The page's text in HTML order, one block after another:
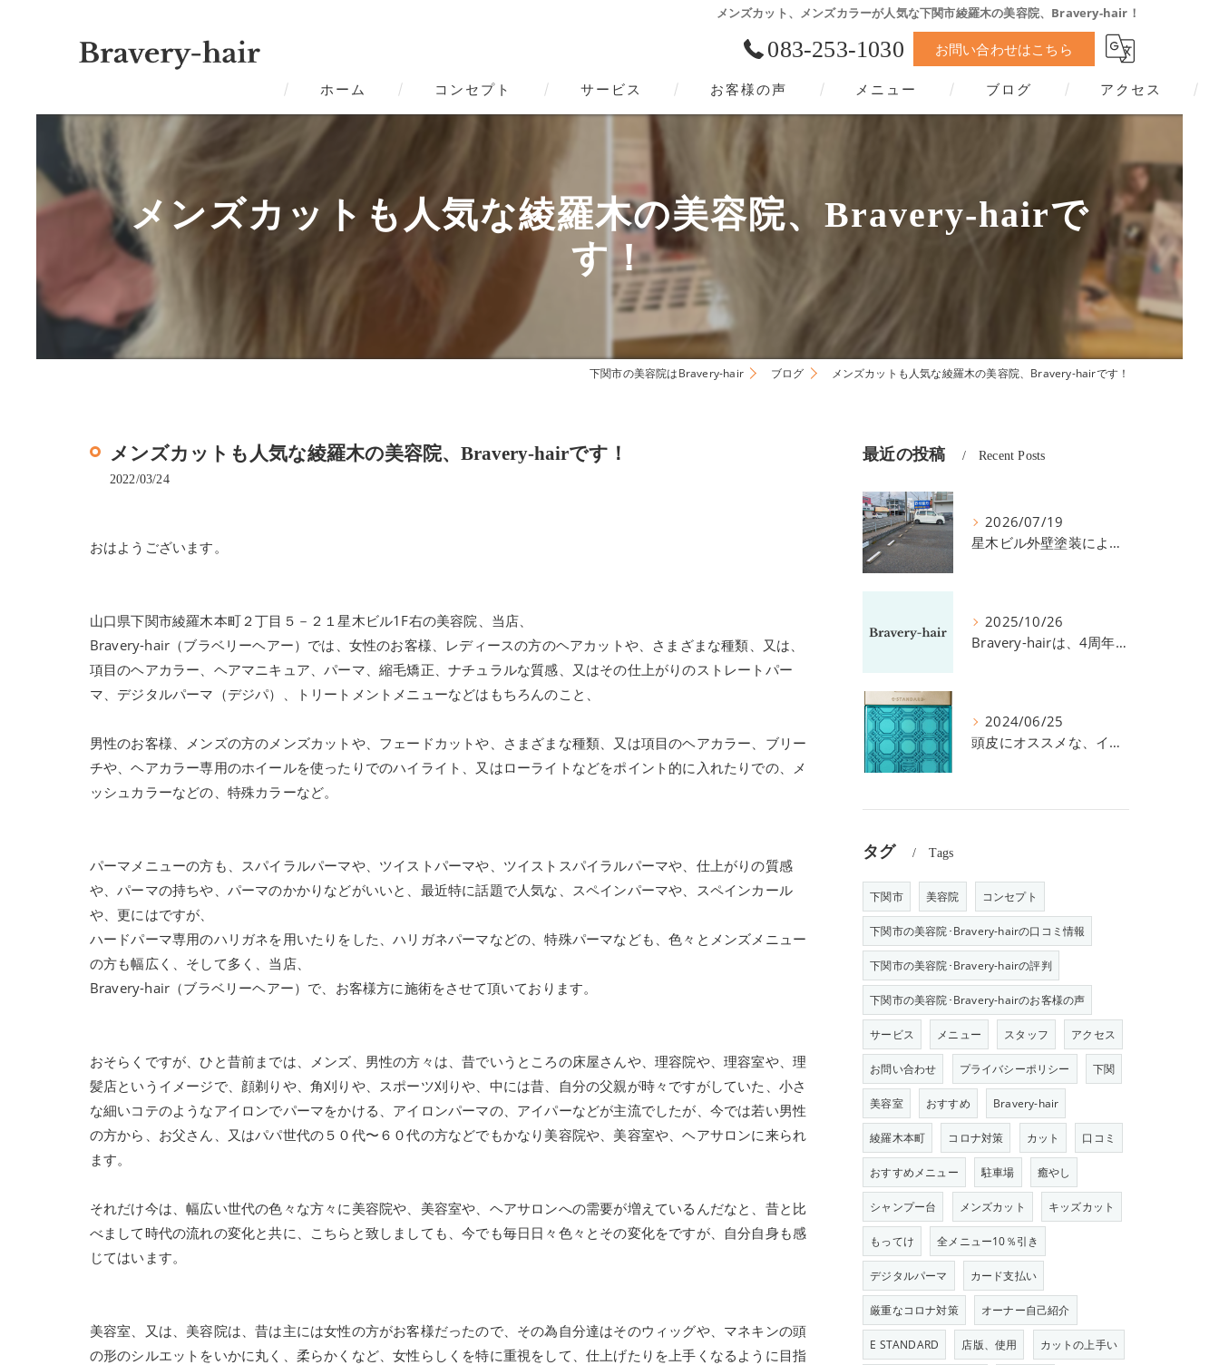
メンズカット、メンズカラーが人気な下関市綾羅木の美容院、Bravery-hair！
083-253-1030 お問い合わせはこちら
ホーム コンセプト
下関市の美容院･Bravery-hairの評判
下関市の美容院･Bravery-hairのお客様の声
サービス お客様の声 メニュー ブログ アクセス
メンズカットも人気な綾羅木の美容院、Bravery-hairで
す！
下関市の美容院はBravery-hair ブログ メンズカットも人気な綾羅木の美容院、Bravery-hairです！
メンズカットも人気な綾羅木の美容院、Bravery-hairです！
2022/03/24
おはようございます。
山口県下関市綾羅木本町２丁目５－２１星木ビル1F右の美容院、当店、
Bravery-hair（ブラベリーヘアー）では、女性のお客様、レディースの方のヘアカットや、さまざまな種類、又は、
項目のヘアカラー、ヘアマニキュア、パーマ、縮毛矯正、ナチュラルな質感、又はその仕上がりのストレートパー
マ、デジタルパーマ（デジパ）、トリートメントメニューなどはもちろんのこと、
男性のお客様、メンズの方のメンズカットや、フェードカットや、さまざまな種類、又は項目のヘアカラー、ブリー
チや、ヘアカラー専用のホイールを使ったりでのハイライト、又はローライトなどをポイント的に入れたりでの、メ
ッシュカラーなどの、特殊カラーなど。
パーマメニューの方も、スパイラルパーマや、ツイストパーマや、ツイストスパイラルパーマや、仕上がりの質感
や、パーマの持ちや、パーマのかかりなどがいいと、最近特に話題で人気な、スペインパーマや、スペインカール
や、更にはですが、
ハードパーマ専用のハリガネを用いたりをした、ハリガネパーマなどの、特殊パーマなども、色々とメンズメニュー
の方も幅広く、そして多く、当店、
Bravery-hair（ブラベリーヘアー）で、お客様方に施術をさせて頂いております。
おそらくですが、ひと昔前までは、メンズ、男性の方々は、昔でいうところの床屋さんや、理容院や、理容室や、理
髪店というイメージで、顔剃りや、角刈りや、スポーツ刈りや、中には昔、自分の父親が時々ですがしていた、小さ
な細いコテのようなアイロンでパーマをかける、アイロンパーマの、アイパーなどが主流でしたが、今では若い男性
の方から、お父さん、又はパパ世代の５０代〜６０代の方などでもかなり美容院や、美容室や、ヘアサロンに来られ
ます。
それだけ今は、幅広い世代の色々な方々に美容院や、美容室や、ヘアサロンへの需要が増えているんだなと、昔と比
べまして時代の流れの変化と共に、こちらと致しましても、今でも毎日日々色々とその変化をですが、自分自身も感
じてはいます。
美容室、又は、美容院は、昔は主には女性の方がお客様だったので、その為自分達はそのウィッグや、マネキンの頭
の形のシルエットをいかに丸く、柔らかくなど、女性らしくを特に重視をして、仕上げたりを上手くなるように目指
最近の投稿 Recent Posts
2026/07/19
星木ビル外壁塗装による、駐車場の件につきまして。
2025/10/26
Bravery-hairは、4周年を迎えました！
2024/06/25
頭皮にオススメな、イイスタンダードのスカルプ系シャンプー＆トリートメントです！
タグ Tags
下関市 美容院 コンセプト
下関市の美容院･Bravery-hairの口コミ情報
下関市の美容院･Bravery-hairの評判
下関市の美容院･Bravery-hairのお客様の声
サービス メニュー スタッフ アクセス
お問い合わせ プライバシーポリシー 下関
美容室 おすすめ Bravery-hair
綾羅木本町 コロナ対策 カット 口コミ
おすすめメニュー 駐車場 癒やし
シャンプー台 メンズカット キッズカット
もってけ 全メニュー10％引き
デジタルパーマ カード支払い
厳重なコロナ対策 オーナー自己紹介
E STANDARD 店版、使用 カットの上手い